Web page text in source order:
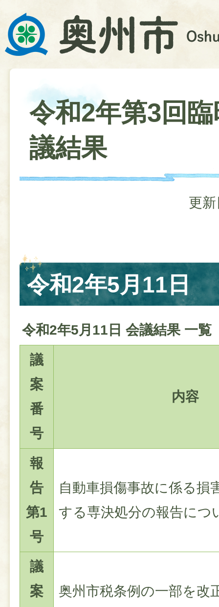
令和2年第3回
議結果
更
令和2年5月11日
令和2年5月11日 会議結果 一覧
議
案
番
号
内容
報
告
第1
号
自動車損傷事故に係る損
する専決処分の報告につ
議
案
奥州市税条例の一部を改